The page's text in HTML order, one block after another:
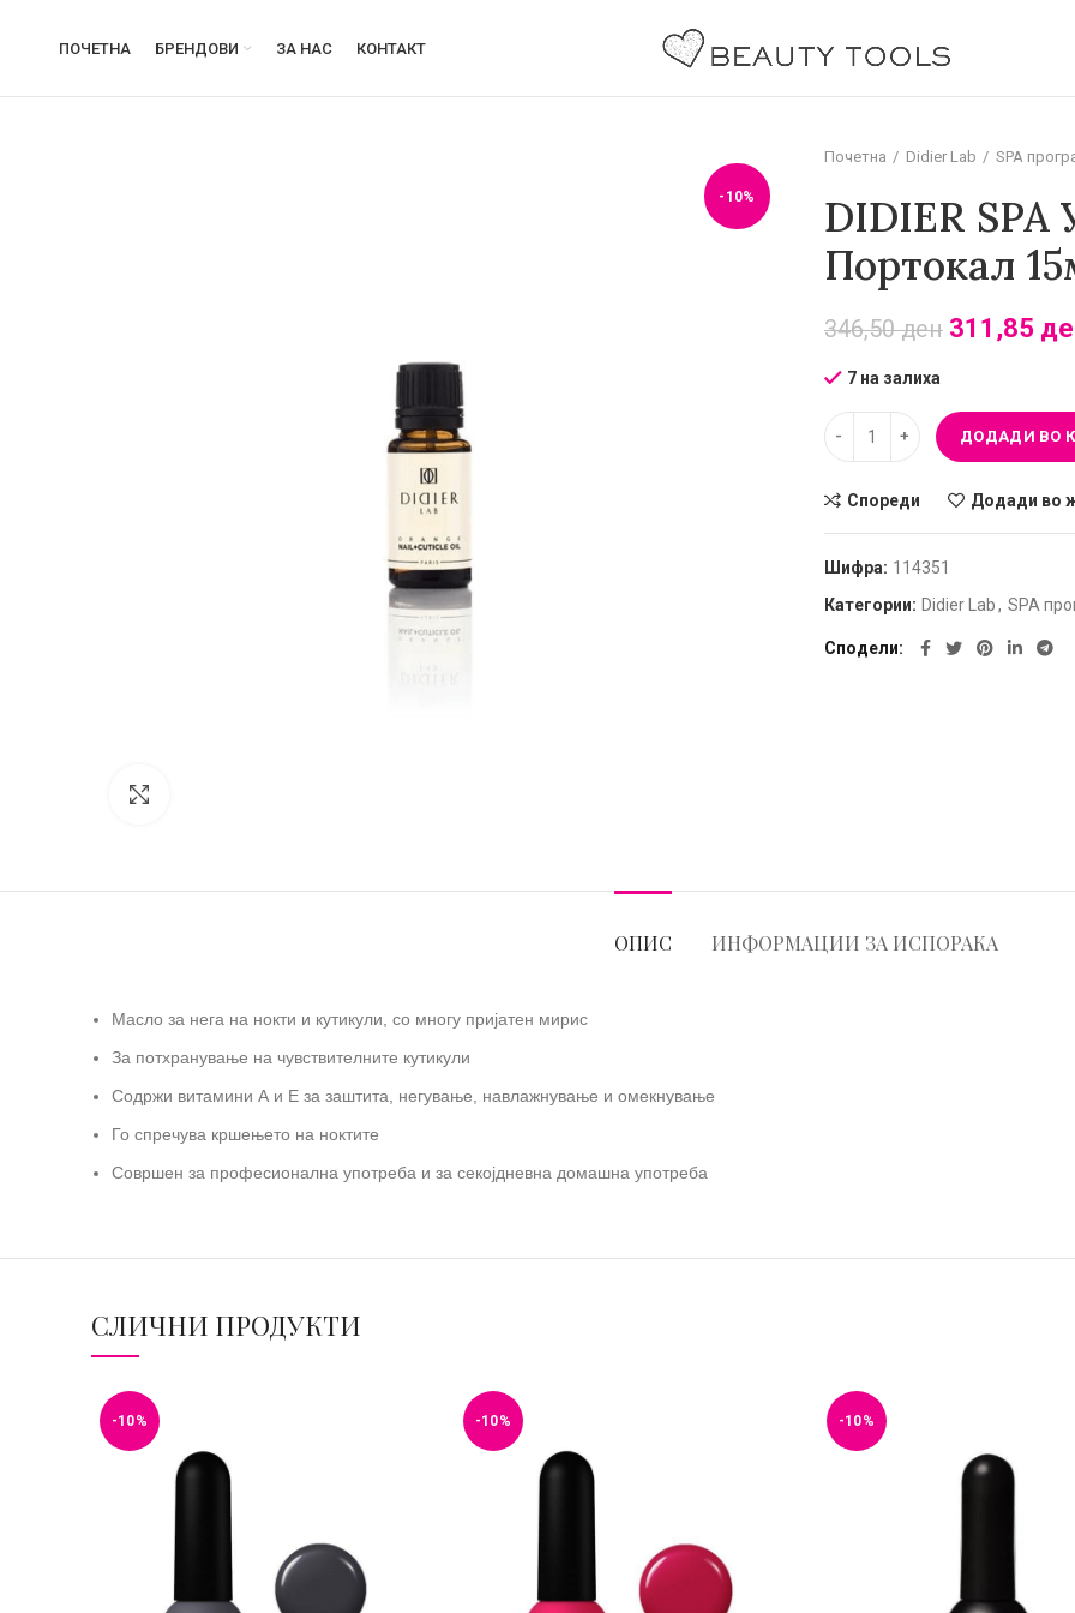
ПОЧЕТНА БРЕНДОВИ ЗА НАС КОНТАКТ
-10%
Почетна Didier Lab SPA
DIDIER SPA
Портокал
346,50ден 311,85
7 на залиха
ДОДАДИ ВО
Спореди Додади во
Шифра: 114351
Категории: Didier Lab, SPA
Сподели
ОПИС ИНФОРМАЦИИ ЗА ИСПОРАКА
Масло за нега на нокти и кутикули, со многу пријатен мирис
За потхранување на чувствителните кутикули
Содржи витамини А и Е за заштита, негување, навлажнување и омекнување
Го спречува кршењето на ноктите
Совршен за професионална употреба и за секојдневна домашна употреба
СЛИЧНИ ПРОДУКТИ
-10% -10% -10%